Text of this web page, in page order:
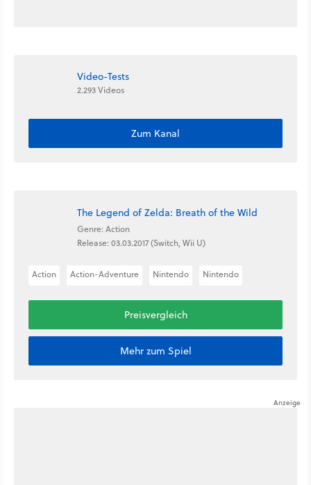
Video-Tests
2.293 Videos
Zum Kanal
The Legend of Zelda: Breath of the Wild
Genre: Action
Release: 03.03.2017 (Switch, Wii U)
Action Action-Adventure Nintendo Nintendo
Preisvergleich
Mehr zum Spiel